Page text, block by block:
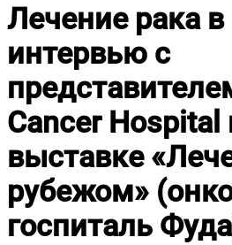
Лечение рака в
интервью с
Cancer Hospital
выставке
рубежом»
госпиталь